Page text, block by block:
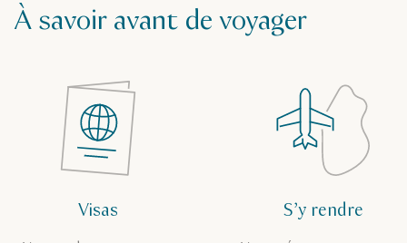
À savoir avant de voyager
Visas S’y rendre